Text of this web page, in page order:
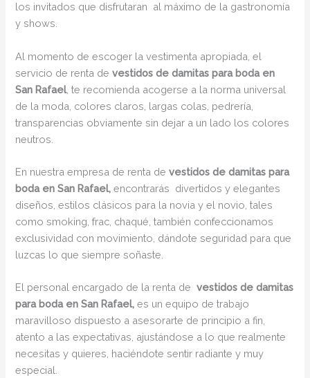
los invitados que disfrutaran al máximo de la gastronomía
y shows.
Al momento de escoger la vestimenta apropiada, el
servicio de renta devestidos de damitas para boda en
San Rafael, te recomienda acogerse a la norma universal
de la moda, colores claros, largas colas, pedrería,
transparencias obviamente sin dejar a un lado los colores
neutros.
En nuestra empresa de renta devestidos de damitas para
boda en San Rafael,encontrarás divertidos y elegantes
diseños, estilos clásicos para la novia y el novio, tales
como smoking, frac, chaqué, también confeccionamos
exclusividad con movimiento, dándote seguridad para que
luzcas lo que siempre soñaste.
El personal encargado de la renta devestidos de damitas
para boda en San Rafael, es un equipo de trabajo
maravilloso dispuesto a asesorarte de principio a fin,
atento a las expectativas, ajustándose a lo que realmente
necesitas y quieres, haciéndote sentir radiante y muy
especial.